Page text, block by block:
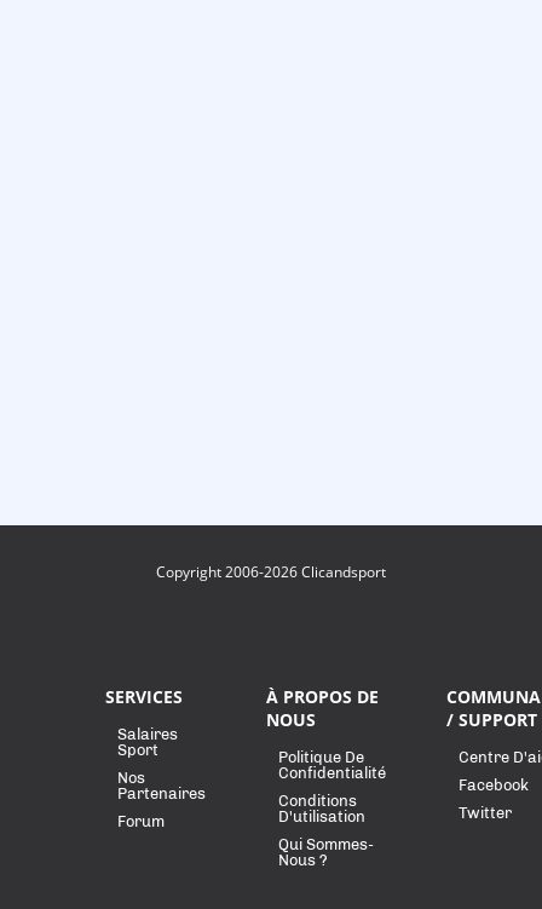
Copyright 2006-2026 Clicandsport
SERVICES
Salaires
Sport
Nos
Partenaires
Forum
À PROPOS DE
NOUS
Politique De
Confidentialité
Conditions
D'utilisation
Qui Sommes-
Nous ?
/ SUPPORT
Centre
Facebook
Twitter